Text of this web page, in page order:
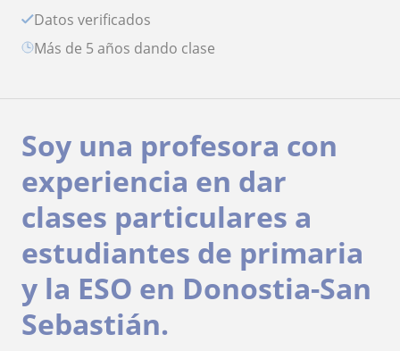
Datos verificados
más de 5 años dando clase
Soy una profesora con
experiencia en dar
clases particulares a
estudiantes de primaria
y la ESO en Donostia-San
Sebastián.